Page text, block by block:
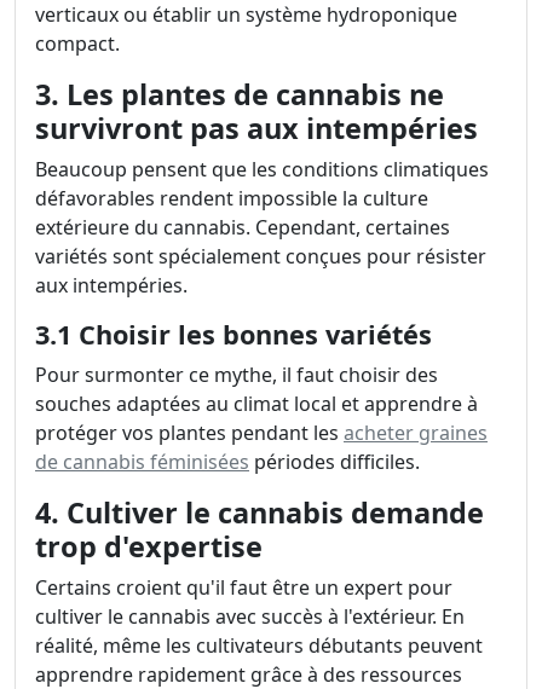
verticaux ou établir un système hydroponique
compact.
3. Les plantes de cannabis ne
survivront pas aux intempéries
Beaucoup pensent que les conditions climatiques
défavorables rendent impossible la culture
extérieure du cannabis. Cependant, certaines
variétés sont spécialement conçues pour résister
aux intempéries.
3.1 Choisir les bonnes variétés
Pour surmonter ce mythe, il faut choisir des
souches adaptées au climat local et apprendre à
protéger vos plantes pendant les acheter graines
de cannabis féminisées périodes difficiles.
4. Cultiver le cannabis demande
trop d'expertise
Certains croient qu'il faut être un expert pour
cultiver le cannabis avec succès à l'extérieur. En
réalité, même les cultivateurs débutants peuvent
apprendre rapidement grâce à des ressources